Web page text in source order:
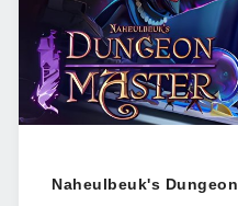
Naheulbeuk's